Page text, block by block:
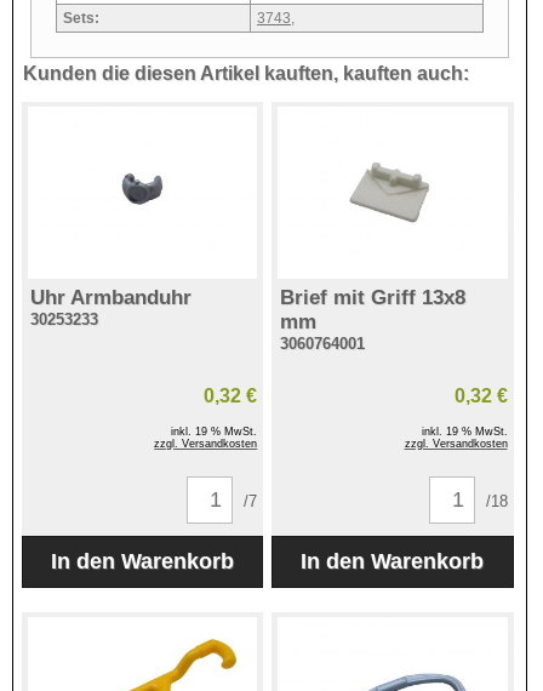
Sets:
3743
Kunden die diesen Artikel kauften, kauften auch:
Uhr Armbanduhr
30253233
0,32 €
inkl. 19 % MwSt.
zzgl. Versandkosten
/7
Brief mit Griff 13x8
mm
3060764001
0,32 €
inkl. 19 % MwSt.
zzgl. Versandkosten
/18